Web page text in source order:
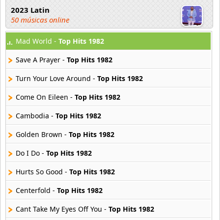
2023 Latin
50 músicas online
2023 Pop
80 músicas online
2023 Rock
59 músicas online
37 músicas online
80s Ballads
48 músicas online
80s Pop Rock
50 músicas online
90s Acoustic Hits
Mad World - Top Hits 1982
Save A Prayer - Top Hits 1982
Turn Your Love Around - Top Hits 1982
Come On Eileen - Top Hits 1982
Cambodia - Top Hits 1982
Golden Brown - Top Hits 1982
Do I Do - Top Hits 1982
Hurts So Good - Top Hits 1982
Centerfold - Top Hits 1982
Cant Take My Eyes Off You - Top Hits 1982